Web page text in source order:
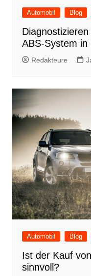
Automobil Blog
ABS-System in
Redakteure
Automobil Blog
Ist der Kauf
sinnvoll?